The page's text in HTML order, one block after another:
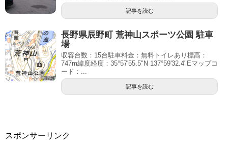
記事を読む
長野県辰野町 荒神山スポーツ公園 駐車
場
収容台数：15台駐車料金：無料トイレあり標高：
747m緯度経度：35°57'55.5"N 137°59'32.4"Eマップコ
ード：...
記事を読む
スポンサーリンク